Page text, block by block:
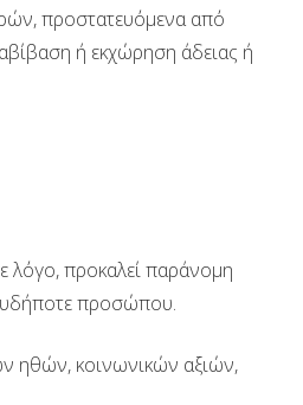
προστατευόμενα από
ή εκχώρηση άδειας ή
λόγο, προκαλεί παράνομη
προσώπου.
ηθών, κοινωνικών αξιών,